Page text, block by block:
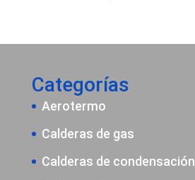
era:
es:
Categorías
Aerotermo
Calderas de gas
Calderas de condensación